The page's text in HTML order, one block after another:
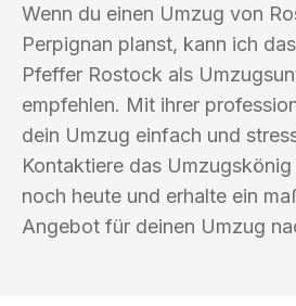
Wenn du einen Umzug von
Perpignan planst, kann ich
Pfeffer Rostock als
empfehlen. Mit ihrer
dein Umzug einfach und
Kontaktiere das
noch heute und erhalte ein
Angebot für deinen Umzug